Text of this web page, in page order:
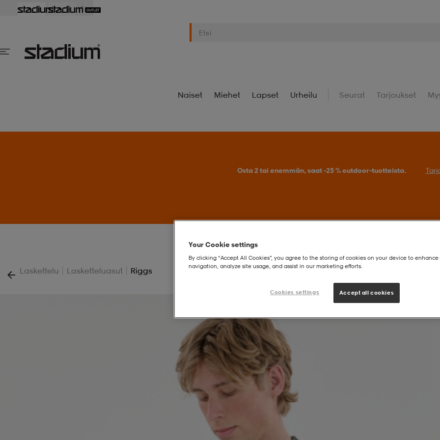
Naiset Miehet Lapset Urheilu Seurat Tarjoukset
Osta 2 tai enemmän, saat -25 % outdoor-tuotteista.
Laskettelu | Lasketteluasut | Riggs
Your Cookie settings
By clicking “Accept All Cookies”, you agree to the storing of cookies on your device to enhance
navigation, analyze site usage, and assist in our marketing efforts.
Cookies settings Accept all cookies